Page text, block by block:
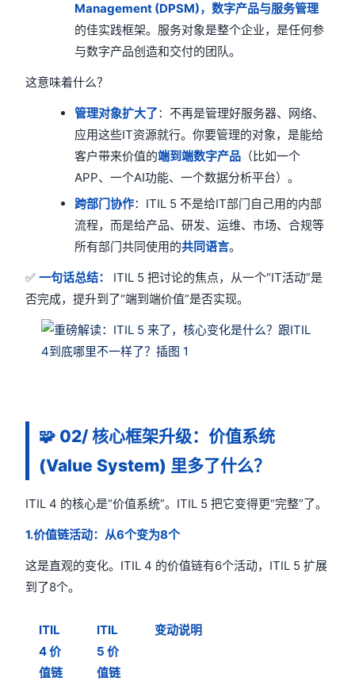
Management (DPSM)，数字产品与服务管理
的佳实践框架。服务对象是整个企业，是任何参
与数字产品创造和交付的团队。
这意味着什么？
管理对象扩大了：不再是管理好服务器、网络、
应用这些IT资源就行。你要管理的对象，是能给
客户带来价值的端到端数字产品 （比如一个
APP、一个AI功能、一个数据分析平台）。
跨部门协作：ITIL 5 不是给IT部门自己用的内部
流程，而是给产品、研发、运维、市场、合规等
所有部门共同使用的共同语言。
✅一句话总结：
ITIL 5 把讨论的焦点，从一个“IT活动”是
否完成，提升到了“端到端价值”是否实现。
🧩 02/ 核心框架升级：价值系统
(Value System) 里多了什么？
ITIL 4 的核心是“价值系统”。ITIL 5 把它变得更“完整”了。
1.价值链活动：从6个变为8个
这是直观的变化。ITIL 4 的价值链有6个活动，ITIL 5 扩展
到了8个。
ITIL
4 价
值链
ITIL
5 价
值链
变动说明